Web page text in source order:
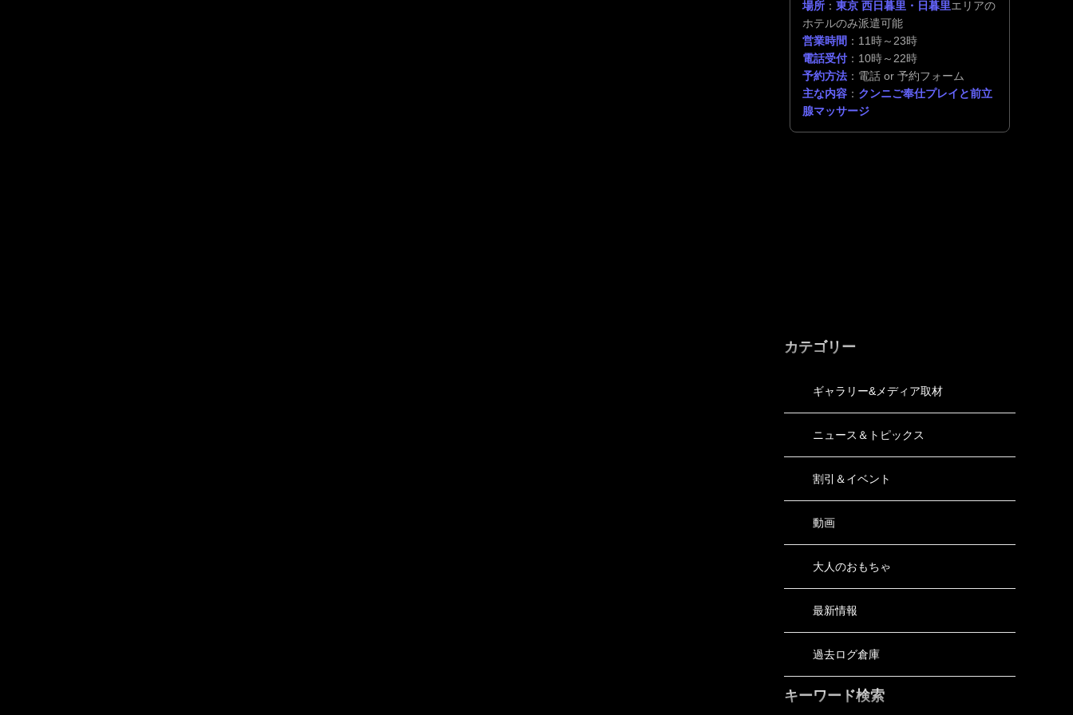
場所 ： 東京 西日暮里・日暮里エリアの
ホテルのみ派遣可能
営業時間 ：11時～23時
電話受付：10時～22時
予約方法 ：電話 or 予約フォーム
主な内容 ： クンニご奉仕プレイと前立
腺マッサージ
カテゴリー
ギャラリー&メディア取材
ニュース＆トピックス
割引＆イベント
動画
大人のおもちゃ
最新情報
過去ログ倉庫
キーワード検索